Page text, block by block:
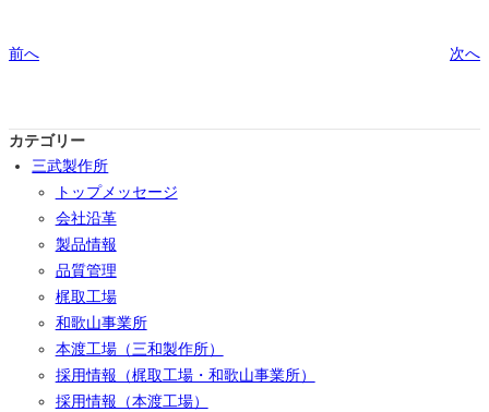
前へ 次へ
カテゴリー
三武製作所
トップメッセージ
会社沿革
製品情報
品質管理
梶取工場
和歌山事業所
本渡工場（三和製作所）
採用情報（梶取工場・和歌山事業所）
採用情報（本渡工場）